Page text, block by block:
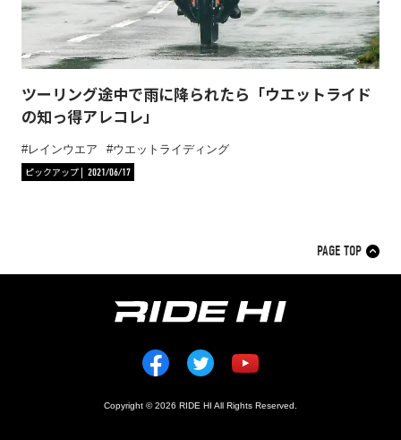
ツーリング途中で雨に降られたら「ウエットライド
の知っ得アレコレ」
レインウエア
ウエットライディング
ピックアップ
2021/06/17
Copyright © 2026 RIDE HI All Rights Reserved.
PAGE TOP